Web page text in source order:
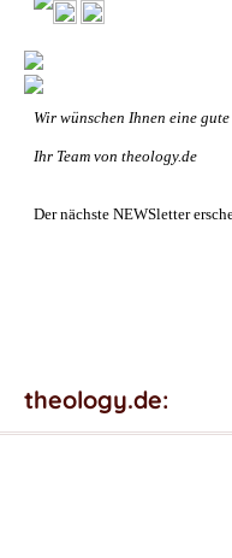
Wir wünschen Ihnen eine
Ihr Team von theology.de
Der nächste NEWSletter
theology.de: